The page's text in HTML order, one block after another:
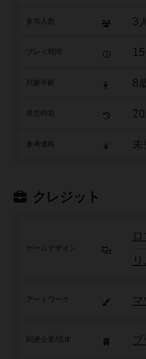
参加人数 3
対象年齢 8
参考価格
クレジット
ゲームデザイン
アートワーク